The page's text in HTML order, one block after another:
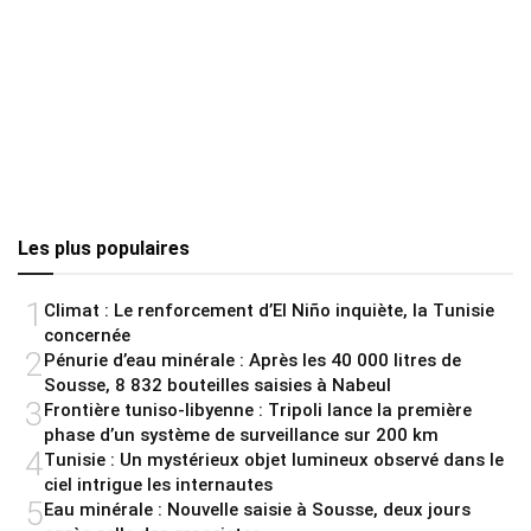
Les plus populaires
1 Climat : Le renforcement d’El Niño inquiète, la Tunisie
concernée
2Pénurie d’eau minérale : Après les 40 000 litres de
Sousse, 8 832 bouteilles saisies à Nabeul
3Frontière tuniso-libyenne : Tripoli lance la première
phase d’un système de surveillance sur 200 km
4Tunisie : Un mystérieux objet lumineux observé dans le
ciel intrigue les internautes
5Eau minérale : Nouvelle saisie à Sousse, deux jours